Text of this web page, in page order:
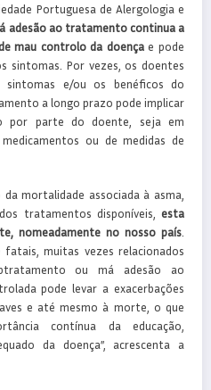
Portuguesa de Alergologia e
adesão ao tratamento continua a
mau controlo da doençae pode
sintomas. Por vezes, os doentes
sintomas e/ou os benéficos do
a longo prazo pode implicar
por parte do doente, seja em
ou de medidas de
mortalidade associada à asma,
tratamentos disponíveis, esta
nomeadamente no nosso país
fatais, muitas vezes relacionados
ou má adesão ao
pode levar a exacerbações
e até mesmo à morte, o que
contínua da educação,
da doença”, acrescenta a